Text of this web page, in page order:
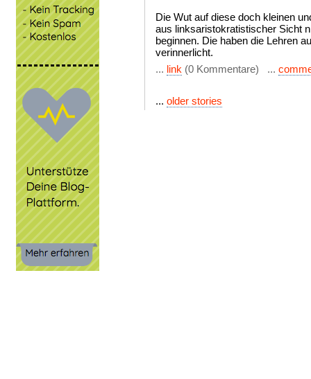
Die Wut auf diese doch kleinen
aus linksaristokratistischer Sicht
beginnen. Die haben die Lehren
verinnerlicht.
... link (0 Kommentare) ...
... older stories